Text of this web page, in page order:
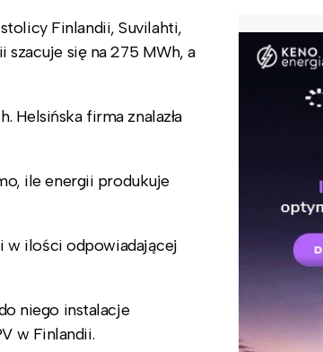
Finlandii, Suvilahti,
się na 275 MWh, a
firma znalazła
ile energii produkuje
w ilości odpowiadającej
niego instalacje
w Finlandii.